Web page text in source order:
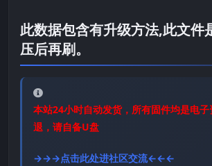
此数据包含有升级方法,此文件
压后再刷。
本站24小时自动发货，所有固件均是电
退，请自备U盘
→→→点击此处进社区交流←←←